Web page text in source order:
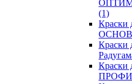
(1)
Краски
Краски
Краски
ПРОФИ